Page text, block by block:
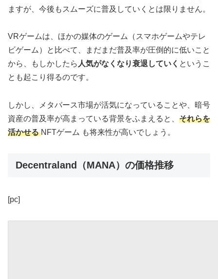
ますが、今後もスムーズに普及していくとは限りません。
VRゲームは、ほかの媒体のゲーム（スマホゲームやテレ
ビゲーム）と比べて、まだまだ普及率が圧倒的に低いこと
から、もしかしたら 人気がなくなり衰退していく というこ
とも起こり得るのです。
しかし、メタバース市場が活気になっていることや、暗号
資産の普及率が高まっている背景をふまえると、 それらを
活かせるNFTゲーム も将来性が高いでしょう。
Decentraland（MANA）の価格推移
[pc]